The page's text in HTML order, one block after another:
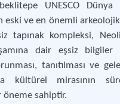
UNESCO Dünya
eski ve en önemli
tapınak kompleksi,
dair eşsiz bilgiler
tanıtılması ve
kültürel mirasının
öneme sahiptir.